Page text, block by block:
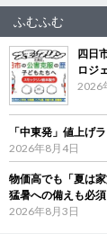
ふむふむ
四日
ロジ
2026
「中東発」値上げ
2026年8月4日
物価高でも「夏は
猛暑への備えも必須
2026年8月3日